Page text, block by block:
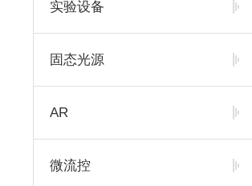
实验设备
固态光源
AR
微流控